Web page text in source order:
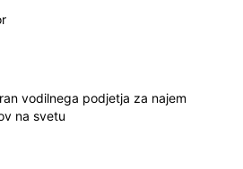
vodilnega podjetja za najem
na svetu